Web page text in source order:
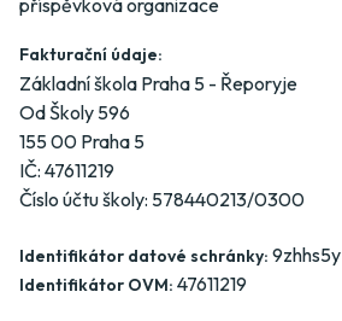
příspěvková organizace
Fakturační údaje:
Základní škola Praha 5 - Řeporyje
Od Školy 596
155 00 Praha 5
IČ: 47611219
Číslo účtu školy: 578440213/0300
Identifikátor datové schránky: 9zhhs5y
Identifikátor OVM: 47611219